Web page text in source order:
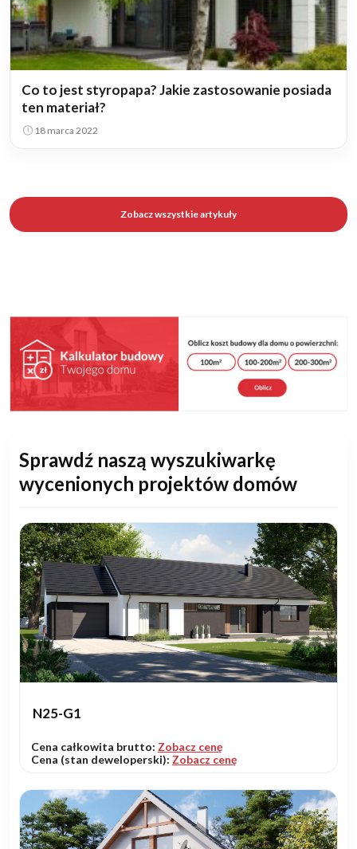
Co to jest styropapa? Jakie zastosowanie posiada
ten materiał?
18 marca 2022
Zobacz wszystkie artykuły
Sprawdź naszą wyszukiwarkę
wycenionych projektów domów
N25-G1
Cena całkowita brutto: Zobacz cenę
Cena (stan deweloperski): Zobacz cenę